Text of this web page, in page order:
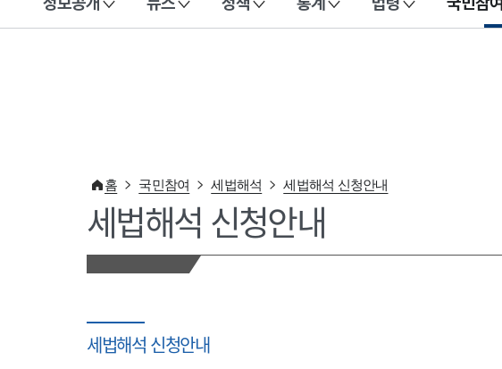
이 누리집은 대한민국 공식 전자정부 누리집입니다.
홈 국민참여 세법해석 세법해석 신청안내
세법해석 신청안내
세법해석 신청안내